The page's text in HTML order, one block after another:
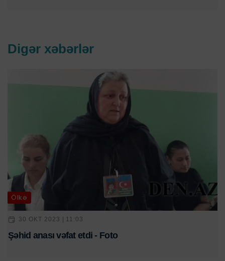
Digər xəbərlər
Ölkə
30 OKT 2023 | 11:03
Şəhid anası vəfat etdi - Foto